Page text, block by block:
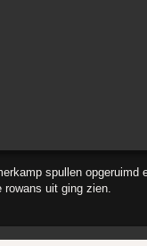
spullen opgeruimd
rowans uit ging zien.